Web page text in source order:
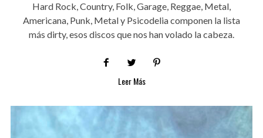
Hard Rock, Country, Folk, Garage, Reggae, Metal,
Americana, Punk, Metal y Psicodelia componen la lista
más dirty, esos discos que nos han volado la cabeza.
Leer Más